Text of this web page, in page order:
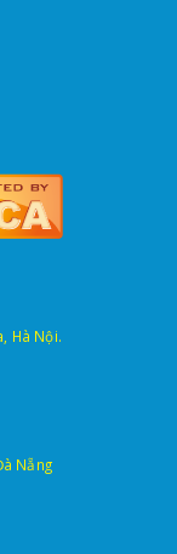
Hà Nội.
Nẵng